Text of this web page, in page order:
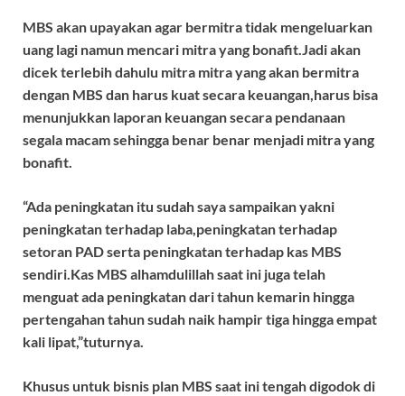
MBS akan upayakan agar bermitra tidak mengeluarkan
uang lagi namun mencari mitra yang bonafit.Jadi akan
dicek terlebih dahulu mitra mitra yang akan bermitra
dengan MBS dan harus kuat secara keuangan,harus bisa
menunjukkan laporan keuangan secara pendanaan
segala macam sehingga benar benar menjadi mitra yang
bonafit.
“Ada peningkatan itu sudah saya sampaikan yakni
peningkatan terhadap laba,peningkatan terhadap
setoran PAD serta peningkatan terhadap kas MBS
sendiri.Kas MBS alhamdulillah saat ini juga telah
menguat ada peningkatan dari tahun kemarin hingga
pertengahan tahun sudah naik hampir tiga hingga empat
kali lipat,”tuturnya.
Khusus untuk bisnis plan MBS saat ini tengah digodok di